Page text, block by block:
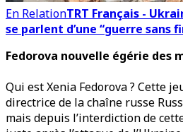
En RelationTRT Français -
se parlent d’une “guerre sans
Fedorova nouvelle égérie des
Qui est Xenia Fedorova ? Cette
directrice de la chaîne russe
mais depuis l’interdiction de